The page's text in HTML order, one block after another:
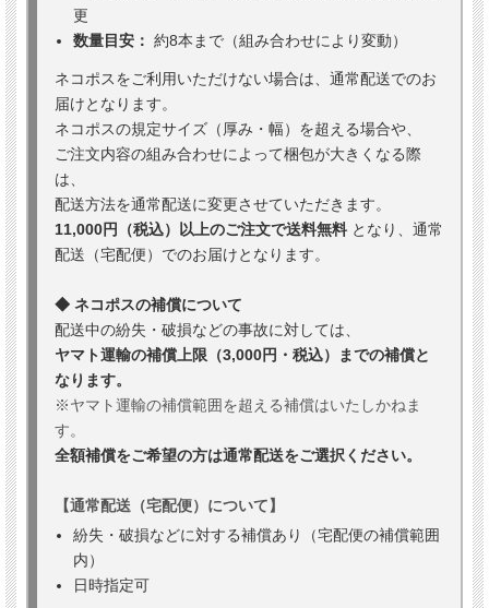
更
数量目安： 約8本まで（組み合わせにより変動）
ネコポスをご利用いただけない場合は、通常配送でのお
届けとなります。
ネコポスの規定サイズ（厚み・幅）を超える場合や、
ご注文内容の組み合わせによって梱包が大きくなる際
は、
配送方法を通常配送に変更させていただきます。
11,000円（税込）以上のご注文で送料無料 となり、通常
配送（宅配便）でのお届けとなります。
◆ ネコポスの補償について
配送中の紛失・破損などの事故に対しては、
ヤマト運輸の補償上限（3,000円・税込）までの補償と
なります。
※ヤマト運輸の補償範囲を超える補償はいたしかねま
す。
全額補償をご希望の方は通常配送をご選択ください。
【通常配送（宅配便）について】
紛失・破損などに対する補償あり（宅配便の補償範囲
内）
日時指定可